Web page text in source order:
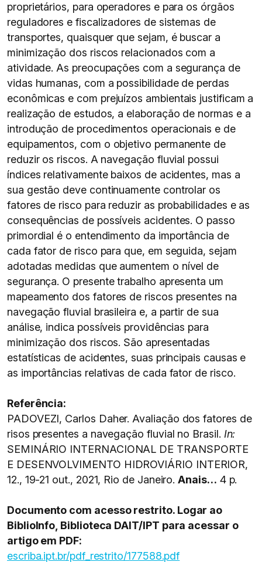
proprietários, para operadores e para os órgãos
reguladores e fiscalizadores de sistemas de
transportes, quaisquer que sejam, é buscar a
minimização dos riscos relacionados com a
atividade. As preocupações com a segurança de
vidas humanas, com a possibilidade de perdas
econômicas e com prejuízos ambientais justificam a
realização de estudos, a elaboração de normas e a
introdução de procedimentos operacionais e de
equipamentos, com o objetivo permanente de
reduzir os riscos. A navegação fluvial possui
índices relativamente baixos de acidentes, mas a
sua gestão deve continuamente controlar os
fatores de risco para reduzir as probabilidades e as
consequências de possíveis acidentes. O passo
primordial é o entendimento da importância de
cada fator de risco para que, em seguida, sejam
adotadas medidas que aumentem o nível de
segurança. O presente trabalho apresenta um
mapeamento dos fatores de riscos presentes na
navegação fluvial brasileira e, a partir de sua
análise, indica possíveis providências para
minimização dos riscos. São apresentadas
estatísticas de acidentes, suas principais causas e
as importâncias relativas de cada fator de risco.
Referência:
PADOVEZI, Carlos Daher. Avaliação dos fatores de
risos presentes a navegação fluvial no Brasil. In:
SEMINÁRIO INTERNACIONAL DE TRANSPORTE
E DESENVOLVIMENTO HIDROVIÁRIO INTERIOR,
12., 19-21 out., 2021, Rio de Janeiro.Anais… 4 p.
Documento com acesso restrito. Logar ao
BiblioInfo, Biblioteca DAIT/IPT para acessar o
artigo em PDF:
escriba.ipt.br/pdf_restrito/177588.pdf